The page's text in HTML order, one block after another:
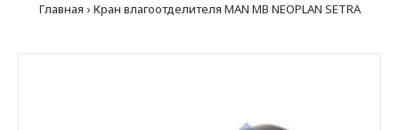
Главная Кран влагоотделителя MAN MB NEOPLAN SETRA